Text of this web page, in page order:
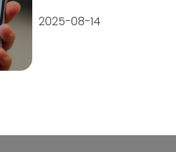
kroku
2025-08-14